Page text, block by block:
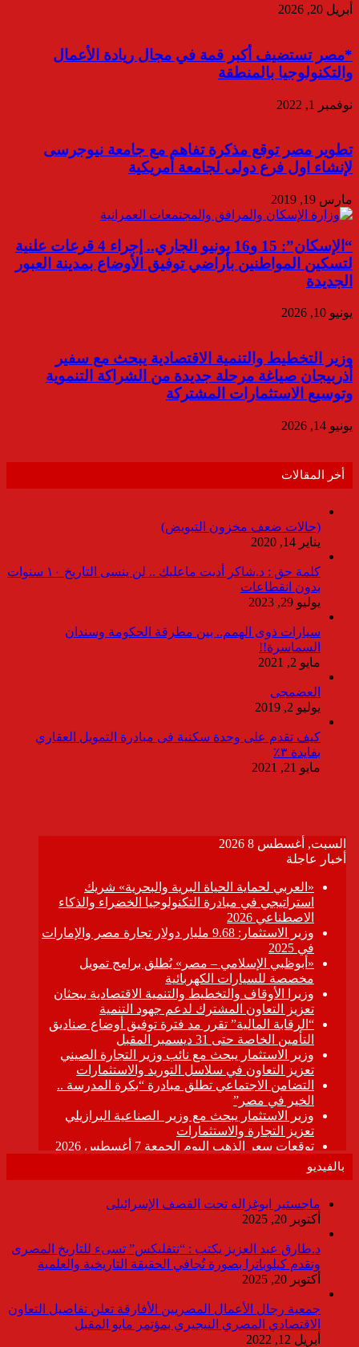
أبريل 20, 2026
*مصر تستضيف أكبر قمة في مجال ريادة الأعمال
والتكنولوجيا بالمنطقة
نوفمبر 1, 2022
تطوير مصر توقع مذكرة تفاهم مع جامعة نيوجرسى
لإنشاء اول فرع دولى لجامعة أمريكية
مارس 19, 2019
“الإسكان”: 15 و16 يونيو الجاري.. إجراء 4 قرعات علنية
لتسكين المواطنين بأراضي توفيق الأوضاع بمدينة العبور
الجديدة
يونيو 10, 2026
وزير التخطيط والتنمية الاقتصادية يبحث مع سفير
أذربيجان صياغة مرحلة جديدة من الشراكة التنموية
وتوسيع الاستثمارات المشتركة
يونيو 14, 2026
أخر المقالات
(حالات ضعف مخزون التبويض)
يناير 14, 2020
كلمة حق : د.شاكر أديت ماعليك .. لن ينسى التاريخ ١٠ سنوات
بدون انقطاعات
يوليو 29, 2023
سيارات ذوى الهمم.. بين مطرقة الحكومة وسندان
السماسرة!!
مايو 2, 2021
العضمجى
يوليو 2, 2019
كيف تقدم على وحدة سكنية فى مبادرة التمويل العقاري
بفايدة ٣٪
مايو 21, 2021
بالفيديو
ماجستير ابوغزاله تحت القصف الإسرائيلى
أكتوبر 20, 2025
د.طارق عبد العزيز يكتب : “نتفليكس” تسىء للتاريخ المصرى
وتقدم كيلوباترا بصورة تُجافي الحقيقة التاريخية والعلمية
أكتوبر 20, 2025
جمعية رجال الأعمال المصريين الأفارقة تعلن تفاصيل التعاون
الاقتصادي المصري النيجيري بمؤتمر مايو المقبل
أبريل 12, 2022